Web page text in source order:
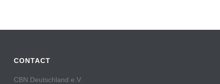
CONTACT
CBN Deutschland e.V.